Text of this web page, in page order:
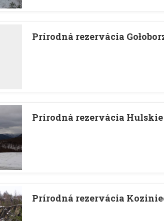
Prírodná rezervácia
Prírodná rezervácia
Prírodná rezervácia